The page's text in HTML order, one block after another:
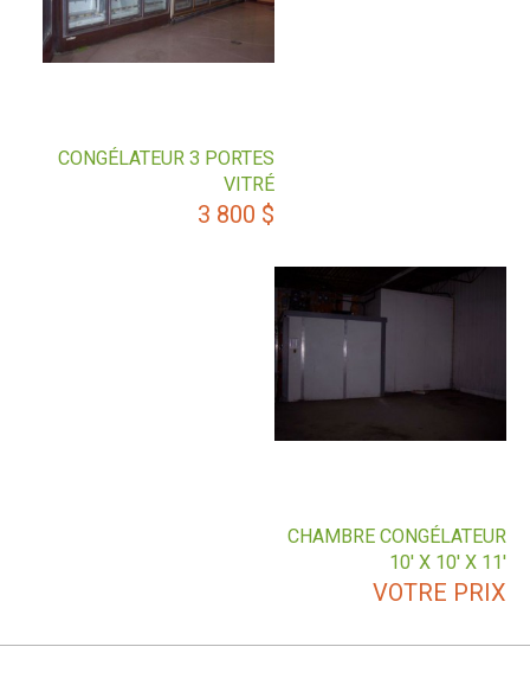
CONGÉLATEUR 3 PORTES
VITRÉ
3 800 $
CHAMBRE CONGÉLATEUR
10′ X 10′ X 11′
VOTRE PRIX